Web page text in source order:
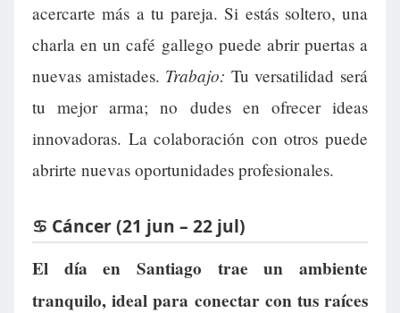
acercarte más a tu pareja. Si estás soltero, una
charla en un café gallego puede abrir puertas a
nuevas amistades. Trabajo: Tu versatilidad será
tu mejor arma; no dudes en ofrecer ideas
innovadoras. La colaboración con otros puede
abrirte nuevas oportunidades profesionales.
♋ Cáncer (21 jun – 22 jul)
El día en Santiago trae un ambiente
tranquilo, ideal para conectar con tus raíces